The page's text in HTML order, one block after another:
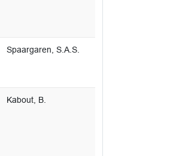
Spaargaren, S.A.S.
Kabout, B.